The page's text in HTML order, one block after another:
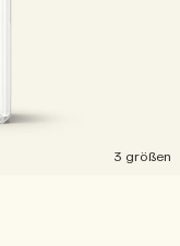
3 größen